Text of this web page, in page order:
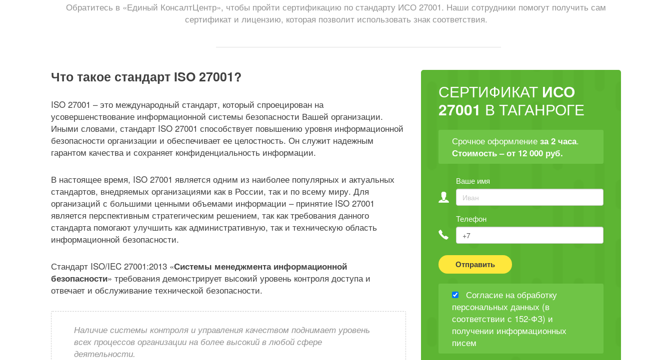
Обратитесь в «Единый КонсалтЦентр», чтобы пройти сертификацию по стандарту ИСО 27001. Наши сотрудники помогут получить сам
сертификат и лицензию, которая позволит использовать знак соответствия.
Что такое стандарт ISO 27001?
ISO 27001 – это международный стандарт, который спроецирован на
усовершенствование информационной системы безопасности Вашей организации.
Иными словами, стандарт ISO 27001 способствует повышению уровня информационной
безопасности организации и обеспечивает ее целостность. Он служит надежным
гарантом качества и сохраняет конфиденциальность информации.
В настоящее время, ISO 27001 является одним из наиболее популярных и актуальных
стандартов, внедряемых организациями как в России, так и по всему миру. Для
организаций с большими ценными объемами информации – принятие ISO 27001
является перспективным стратегическим решением, так как требования данного
стандарта помогают улучшить как административную, так и техническую область
информационной безопасности.
Стандарт ISO/IEC 27001:2013 «Системы менеджмента информационной
безопасности» требования демонстрирует высокий уровень контроля доступа и
отвечает и обслуживание технической безопасности.
Наличие системы контроля и управления качеством поднимает уровень
всех процессов организации на более высокий в любой сфере
деятельности.
СЕРТИФИКАТ ИСО
27001 В ТАГАНРОГЕ
Срочное оформление за 2 часа.
Стоимость – от 12 000 руб.
Ваше имя
Телефон
Отправить
Согласие на обработку
персональных данных (в
соответствии с 152-ФЗ) и
получении информационных
писем